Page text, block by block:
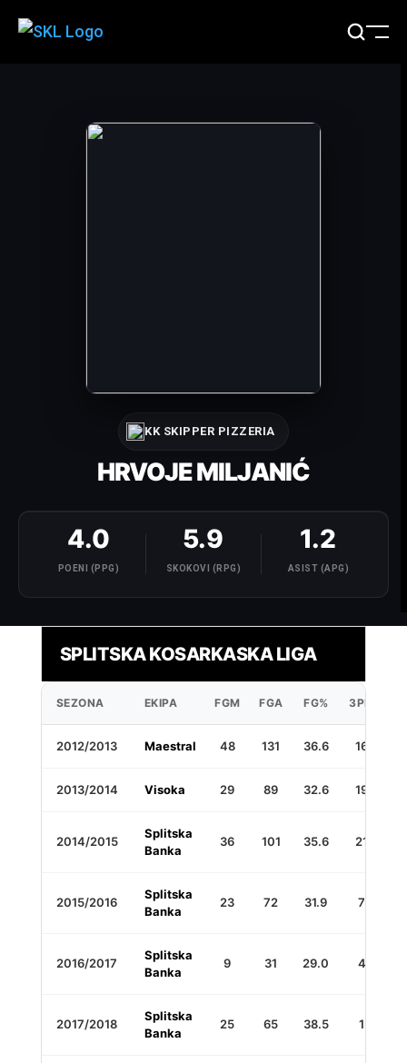
KK SKIPPER PIZZERIA
HRVOJE MILJANIĆ
4.0
POENI (PPG)
5.9
SKOKOVI (RPG)
1.2
ASIST (APG)
SPLITSKA KOSARKASKA LIGA
SEZONA EKIPA FGM FGA FG% 3PM
2012/2013 Maestral 48 131 36.6 16
2013/2014 Visoka 29 89 32.6 19
2014/2015
Splitska
Banka
36 101 35.6 21
2015/2016
Splitska
Banka
23 72 31.9 7
2016/2017
Splitska
Banka
9 31 29.0 4
2017/2018
Splitska
Banka
25 65 38.5 1